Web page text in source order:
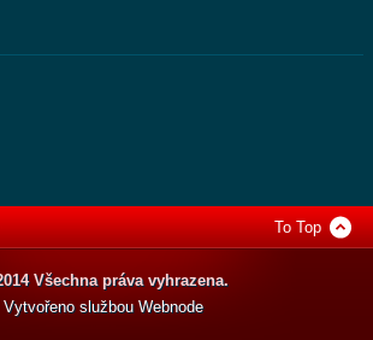
To Top
Všechna práva vyhrazena.
Vytvořeno službou Webnode